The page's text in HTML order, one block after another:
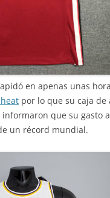
en apenas unas
por lo que su caja
que su gasto
un récord mundial.